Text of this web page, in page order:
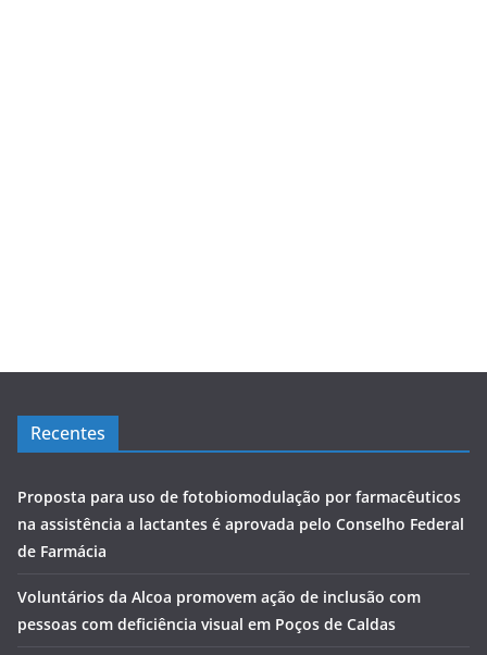
Recentes
Proposta para uso de fotobiomodulação por farmacêuticos
na assistência a lactantes é aprovada pelo Conselho Federal
de Farmácia
Voluntários da Alcoa promovem ação de inclusão com
pessoas com deficiência visual em Poços de Caldas